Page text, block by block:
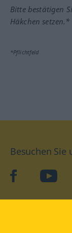
Bitte bestätigen
Häkchen setzen.*
*Pflichtfeld
Besuchen Sie
facebook